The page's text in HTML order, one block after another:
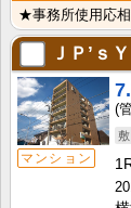
ＪＰ’ｓ
マンション